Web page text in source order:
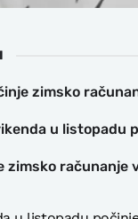
zimsko
u listopadu
zimsko računanje